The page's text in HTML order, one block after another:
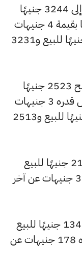
وسجل سعر عيار 18 انخفاضًا ليصل إلى 3244 جنيهًا
للبيع و3227 جنيهًا للشراء، منخفضًا بقيمة 4 جنيهات
عن السعر السابق الذي كان 3249 جنيهًا للبيع و3231
كما شهد سعر عيار 14 انخفاضًا ليصبح 2523 جنيهًا
للبيع و2510 جنيهًا للشراء، بانخفاض قدره 3 جنيهات
عن السعر السابق الذي بلغ 2527 جنيهًا للبيع و2513
وانخفض سعر عيار 12 ليصل إلى 2163 جنيهًا للبيع
و2151 جنيهًا للشراء، بتراجعًا قيمته 3 جنيهات عن آخر
كما تراجع سعر الاونصة ليسجل 134545 جنيهًا للبيع
و133834 جنيهًا للشراء، بتراجع قدره 178 جنيهات عن